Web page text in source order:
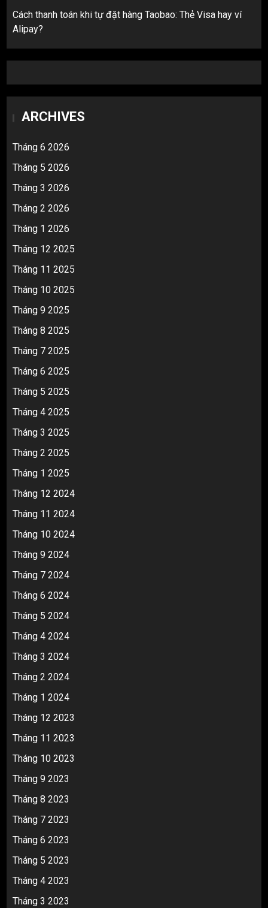
Cách thanh toán khi tự đặt hàng Taobao: Thẻ Visa hay ví
Alipay?
ARCHIVES
Tháng 6 2026
Tháng 5 2026
Tháng 3 2026
Tháng 2 2026
Tháng 1 2026
Tháng 12 2025
Tháng 11 2025
Tháng 10 2025
Tháng 9 2025
Tháng 8 2025
Tháng 7 2025
Tháng 6 2025
Tháng 5 2025
Tháng 4 2025
Tháng 3 2025
Tháng 2 2025
Tháng 1 2025
Tháng 12 2024
Tháng 11 2024
Tháng 10 2024
Tháng 9 2024
Tháng 7 2024
Tháng 6 2024
Tháng 5 2024
Tháng 4 2024
Tháng 3 2024
Tháng 2 2024
Tháng 1 2024
Tháng 12 2023
Tháng 11 2023
Tháng 10 2023
Tháng 9 2023
Tháng 8 2023
Tháng 7 2023
Tháng 6 2023
Tháng 5 2023
Tháng 4 2023
Tháng 3 2023